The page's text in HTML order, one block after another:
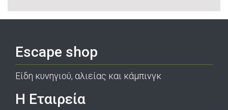
Escape shop
Είδη κυνηγιού, αλιείας και κάμπινγκ
Η Εταιρεία